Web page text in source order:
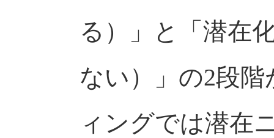
る）」と「潜在
ない）」の2段
ィングでは潜在